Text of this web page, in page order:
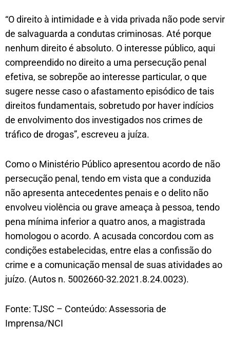
“O direito à intimidade e à vida privada não pode servir
de salvaguarda a condutas criminosas. Até porque
nenhum direito é absoluto. O interesse público, aqui
compreendido no direito a uma persecução penal
efetiva, se sobrepõe ao interesse particular, o que
sugere nesse caso o afastamento episódico de tais
direitos fundamentais, sobretudo por haver indícios
de envolvimento dos investigados nos crimes de
tráfico de drogas”, escreveu a juíza.
Como o Ministério Público apresentou acordo de não
persecução penal, tendo em vista que a conduzida
não apresenta antecedentes penais e o delito não
envolveu violência ou grave ameaça à pessoa, tendo
pena mínima inferior a quatro anos, a magistrada
homologou o acordo. A acusada concordou com as
condições estabelecidas, entre elas a confissão do
crime e a comunicação mensal de suas atividades ao
juízo. (Autos n. 5002660-32.2021.8.24.0023).
Fonte: TJSC – Conteúdo: Assessoria de
Imprensa/NCI